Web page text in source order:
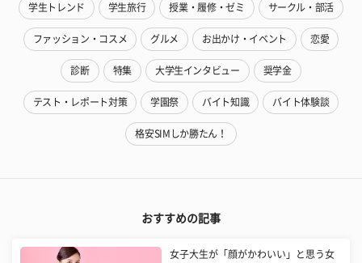
学生トレンド 学生旅行 授業・履修・ゼミ サークル・部活
ファッション・コスメ グルメ お出かけ・イベント 恋愛
診断 特集 大学生インタビュー 奨学金
テスト・レポート対策 学園祭 バイト知識 バイト体験談
格安SIMしか勝たん！
おすすめの記事
女子大生が「顔がかわいい」と思う女